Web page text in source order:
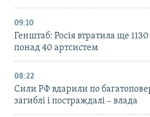
09:10
Генштаб: Росія втратила ще
понад 40 артсистем
08:22
Сили РФ вдарили по
загиблі і постраждалі – влада